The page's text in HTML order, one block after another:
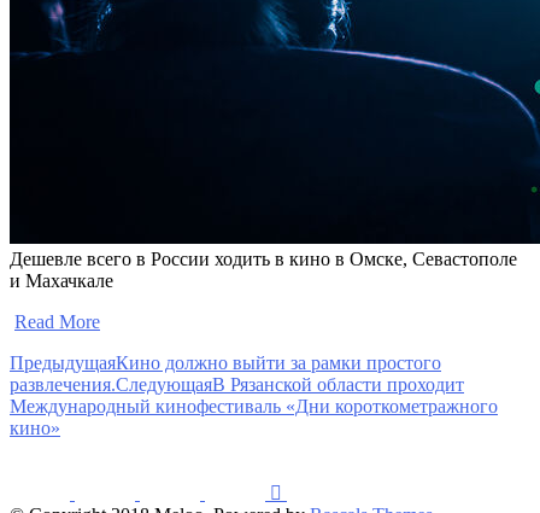
Дешевле всего в России ходить в кино в Омске, Севастополе
и Махачкале
Read More
ПредыдущаяКино должно выйти за рамки простого
развлечения.СледующаяВ Рязанской области проходит
Международный кинофестиваль «Дни короткометражного
кино»